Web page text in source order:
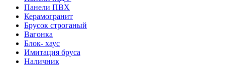
Панели ПВХ
Керамогранит
Брусок строганый
Вагонка
Блок- хаус
Имитация бруса
Наличник